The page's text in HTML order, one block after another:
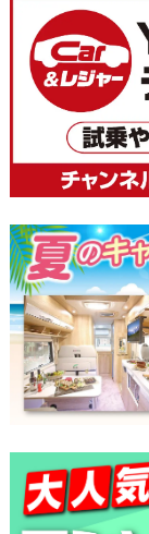
稿
ナ
ビ
ー
シ
ョ
ン